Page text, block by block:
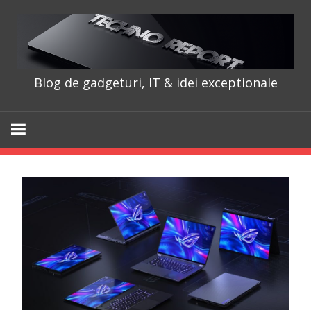
content
Blog de gadgeturi, IT & idei exceptionale